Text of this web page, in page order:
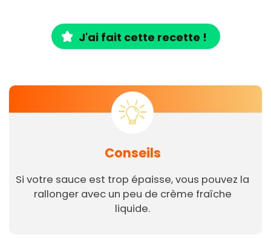
J'ai fait cette recette !
Conseils
Si votre sauce est trop épaisse, vous pouvez la
rallonger avec un peu de crème fraîche
liquide.